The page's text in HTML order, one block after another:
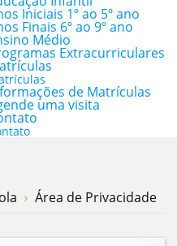
Iniciais 1º ao 5º ano
Finais 6º ao 9º ano
Médio
Extracurriculares
de Matrículas
uma visita
Área de Privacidade